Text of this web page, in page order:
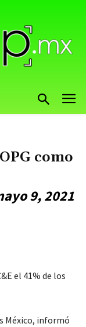
como
9, 2021
el 41% de los
México, informó